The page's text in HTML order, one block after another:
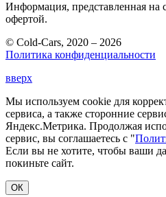
Информация, представленная на
офертой.
© Cold-Cars, 2020 – 2026
Политика конфиденциальности
вверх
Мы используем cookie для
сервиса, а также сторонние
Яндекс.Метрика. Продолжая
сервис, вы соглашаетесь с "
Если вы не хотите, чтобы ваши
покиньте сайт.
ОК